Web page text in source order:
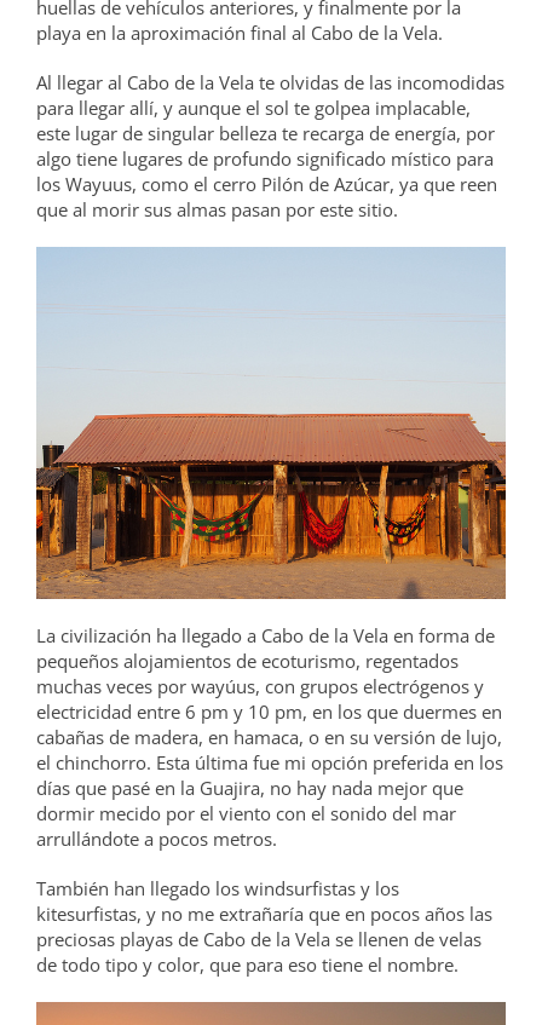
huellas de vehículos anteriores, y finalmente por la
playa en la aproximación final al Cabo de la Vela.
Al llegar al Cabo de la Vela te olvidas de las incomodidas
para llegar allí, y aunque el sol te golpea implacable,
este lugar de singular belleza te recarga de energía, por
algo tiene lugares de profundo significado místico para
los Wayuus, como el cerro Pilón de Azúcar, ya que reen
que al morir sus almas pasan por este sitio.
La civilización ha llegado a Cabo de la Vela en forma de
pequeños alojamientos de ecoturismo, regentados
muchas veces por wayúus, con grupos electrógenos y
electricidad entre 6 pm y 10 pm, en los que duermes en
cabañas de madera, en hamaca, o en su versión de lujo,
el chinchorro. Esta última fue mi opción preferida en los
días que pasé en la Guajira, no hay nada mejor que
dormir mecido por el viento con el sonido del mar
arrullándote a pocos metros.
También han llegado los windsurfistas y los
kitesurfistas, y no me extrañaría que en pocos años las
preciosas playas de Cabo de la Vela se llenen de velas
de todo tipo y color, que para eso tiene el nombre.